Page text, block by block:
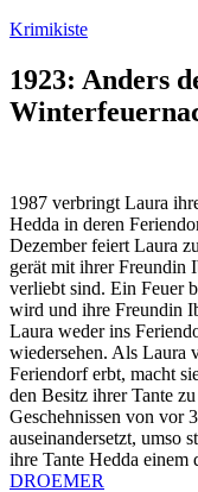
Zum
springen
Krimikiste
1923: Anders
1987 verbringt Laura
Hedda in deren
Dezember feiert Laura
gerät mit ihrer Freundin
verliebt sind. Ein Feuer
wird und ihre Freundin
Laura weder ins
wiedersehen. Als Laura
Feriendorf erbt, macht
den Besitz ihrer Tante
Geschehnissen von vor
auseinandersetzt, umso
ihre Tante Hedda einem
DROEMER